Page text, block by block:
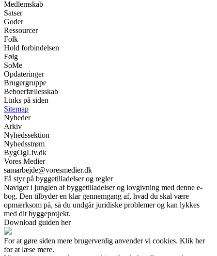
Medlemskab
Satser
Goder
Ressourcer
Folk
Hold forbindelsen
Følg
SoMe
Opdateringer
Brugergruppe
Beboerfællesskab
Links på siden
Sitemap
Nyheder
Arkiv
Nyhedssektion
Nyhedsstrøm
BygOgLiv.dk
Vores Medier
samarbejde@voresmedier.dk
Få styr på byggetilladelser og regler
Naviger i junglen af byggetilladelser og lovgivning med denne e-
bog. Den tilbyder en klar gennemgang af, hvad du skal være
opmærksom på, så du undgår juridiske problemer og kan lykkes
med dit byggeprojekt.
Download guiden her
For at gøre siden mere brugervenlig anvender vi cookies. Klik her
for at læse mere.